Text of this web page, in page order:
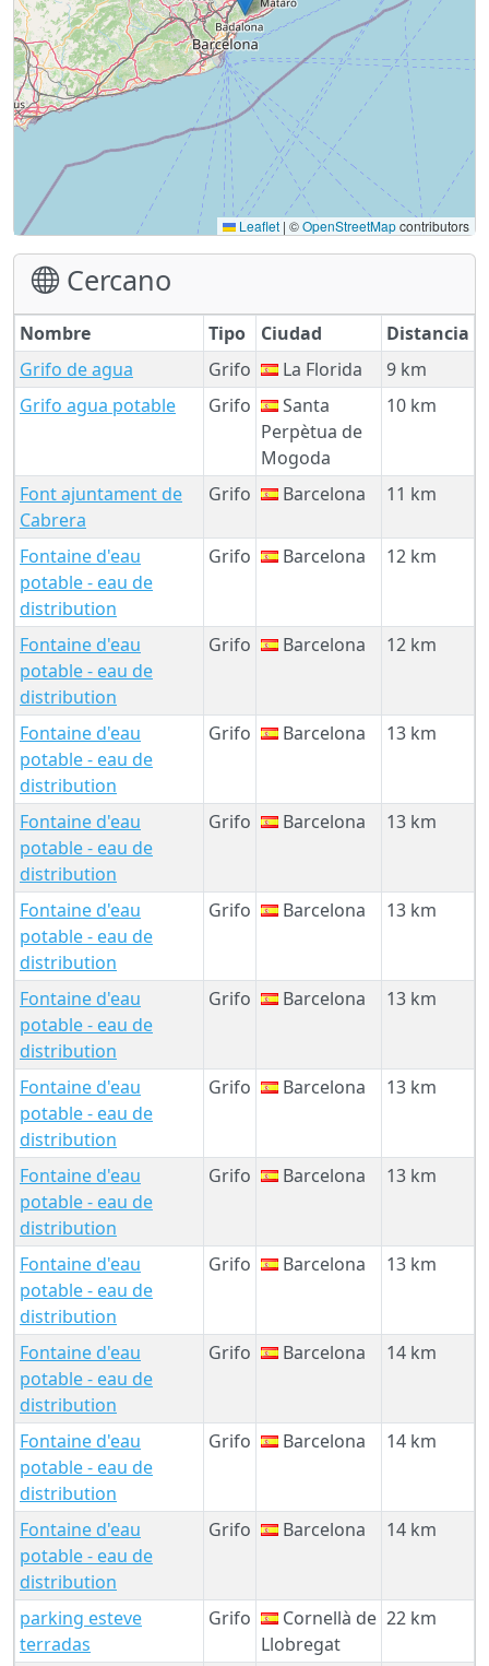
Leaflet | ©OpenStreetMapcontributors
Cercano
Nombre Tipo Ciudad
Distancia
Grifo de agua
Grifo La Florida
9 km
Grifo agua potable
Grifo
Santa
Perpètua de
Mogoda
10 km
Font ajuntament de
Cabrera
Grifo Barcelona 11 km
Fontaine d'eau
potable - eau de
distribution
Grifo Barcelona 12 km
Fontaine d'eau
potable - eau de
distribution
Grifo Barcelona 12 km
Fontaine d'eau
potable - eau de
distribution
Grifo Barcelona 13 km
Fontaine d'eau
potable - eau de
distribution
Grifo Barcelona 13 km
Fontaine d'eau
potable - eau de
distribution
Grifo Barcelona 13 km
Fontaine d'eau
potable - eau de
distribution
Grifo Barcelona 13 km
Fontaine d'eau
potable - eau de
distribution
Grifo Barcelona 13 km
Fontaine d'eau
potable - eau de
distribution
Grifo Barcelona 13 km
Fontaine d'eau
potable - eau de
distribution
Grifo Barcelona 13 km
Fontaine d'eau
potable - eau de
distribution
Grifo Barcelona 14 km
Fontaine d'eau
potable - eau de
distribution
Grifo Barcelona 14 km
Fontaine d'eau
potable - eau de
distribution
Grifo Barcelona 14 km
parking esteve
terradas
Grifo
Cornellà de
Llobregat
22 km